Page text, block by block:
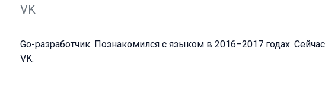
VK
Go-разработчик. Познакомился с языком в 2016–2017 годах.
VK.